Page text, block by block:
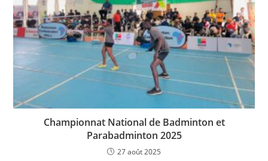
Championnat National de Badminton et
Parabadminton 2025
27 août 2025